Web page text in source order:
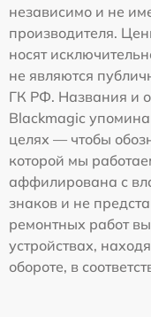
независимо и не
производителя.
носят
не являются
ГК РФ. Названия и
Blackmagic
целях — чтобы
которой мы
аффилирована с
знаков и не
ремонтных работ
устройствах,
обороте, в